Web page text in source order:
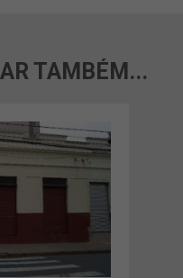
TAMBÉM...